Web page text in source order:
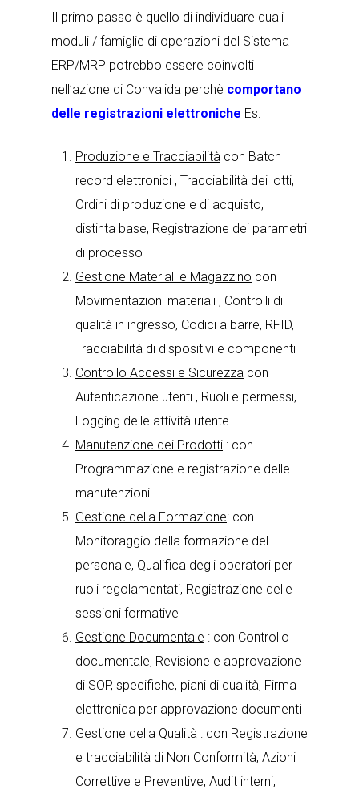
Il primo passo è quello di individuare quali
moduli / famiglie di operazioni del Sistema
ERP/MRP potrebbo essere coinvolti
nell’azione di Convalida perchè comportano
delle registrazioni elettroniche Es:
Produzione e Tracciabilità con Batch
record elettronici , Tracciabilità dei lotti,
Ordini di produzione e di acquisto,
distinta base, Registrazione dei parametri
di processo
Gestione Materiali e Magazzino con
Movimentazioni materiali , Controlli di
qualità in ingresso, Codici a barre, RFID,
Tracciabilità di dispositivi e componenti
Controllo Accessi e Sicurezza con
Autenticazione utenti , Ruoli e permessi,
Logging delle attività utente
Manutenzione dei Prodotti : con
Programmazione e registrazione delle
manutenzioni
Gestione della Formazione: con
Monitoraggio della formazione del
personale, Qualifica degli operatori per
ruoli regolamentati, Registrazione delle
sessioni formative
Gestione Documentale : con Controllo
documentale, Revisione e approvazione
di SOP, specifiche, piani di qualità, Firma
elettronica per approvazione documenti
Gestione della Qualità : con Registrazione
e tracciabilità di Non Conformità, Azioni
Correttive e Preventive, Audit interni,